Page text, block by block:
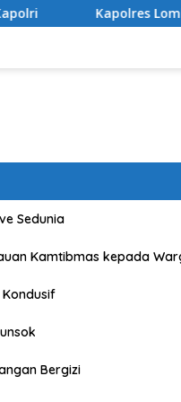
Lombok Timur Raih
Sedunia
Kamtibmas kepada
Bergizi